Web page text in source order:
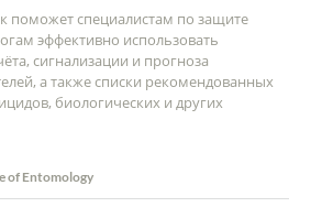
поможет специалистам по защите
эффективно использовать
сигнализации и прогноза
а также списки рекомендованных
биологических и других
of Entomology